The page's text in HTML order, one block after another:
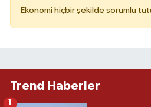
Ekonomi hiçbir şekilde sorumlu
Trend Haberler